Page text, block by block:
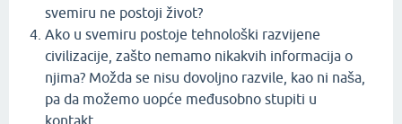
svemiru ne postoji život?
Ako u svemiru postoje tehnološki razvijene
civilizacije, zašto nemamo nikakvih informacija o
njima? Možda se nisu dovoljno razvile, kao ni naša,
pa da možemo uopće međusobno stupiti u
kontakt...